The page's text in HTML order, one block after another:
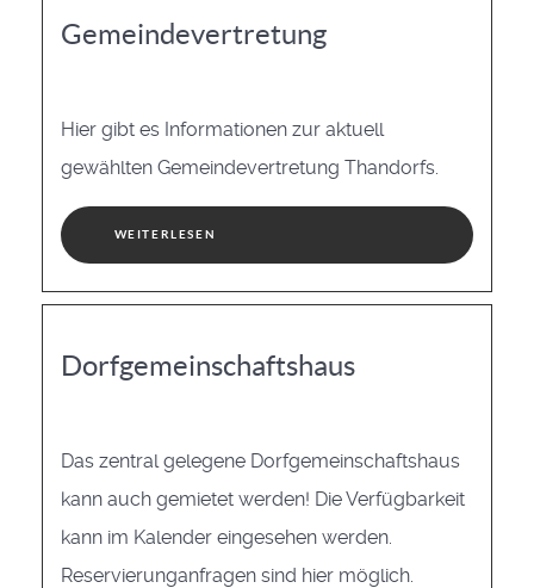
Gemeindevertretung
Hier gibt es Informationen zur aktuell
gewählten Gemeindevertretung Thandorfs.
WEITERLESEN
Dorfgemeinschaftshaus
Das zentral gelegene Dorfgemeinschaftshaus
kann auch gemietet werden! Die Verfügbarkeit
kann im Kalender eingesehen werden.
Reservierunganfragen sind hier möglich.